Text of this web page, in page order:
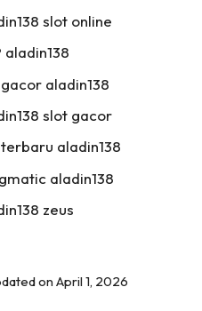
slot online
aladin138
aladin138
slot gacor
aladin138
aladin138
zeus
on April 1, 2026